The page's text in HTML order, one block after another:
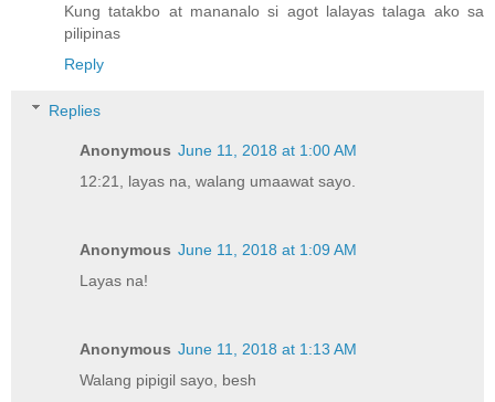
Kung tatakbo at mananalo si agot lalayas talaga ako sa
pilipinas
Reply
Replies
Anonymous June 11, 2018 at 1:00 AM
12:21, layas na, walang umaawat sayo.
Anonymous June 11, 2018 at 1:09 AM
Layas na!
Anonymous June 11, 2018 at 1:13 AM
Walang pipigil sayo, besh